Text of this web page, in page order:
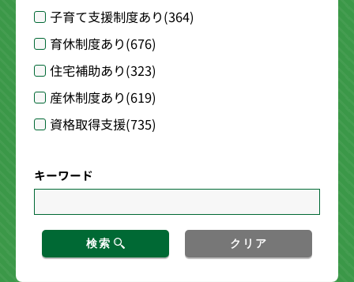
子育て支援制度あり(364)
育休制度あり(676)
住宅補助あり(323)
産休制度あり(619)
資格取得支援(735)
キーワード
検索 クリア